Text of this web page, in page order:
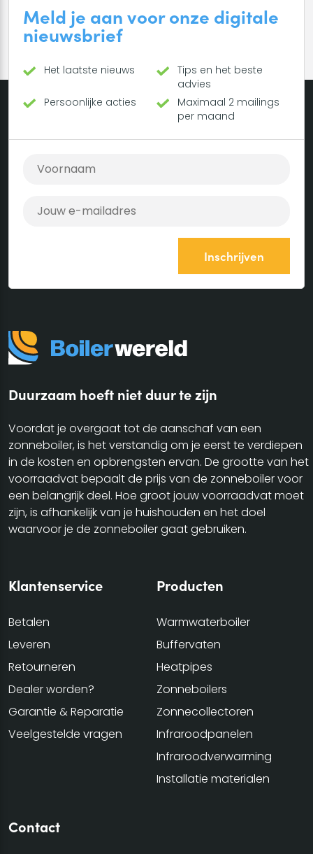
Meld je aan voor onze digitale
nieuwsbrief
Het laatste nieuws
Tips en het beste
advies
Persoonlijke acties
Maximaal 2 mailings
per maand
Duurzaam hoeft niet duur te zijn
Voordat je overgaat tot de aanschaf van een
zonneboiler, is het verstandig om je eerst te verdiepen
in de kosten en opbrengsten ervan. De grootte van het
voorraadvat bepaalt de prijs van de zonneboiler voor
een belangrijk deel. Hoe groot jouw voorraadvat moet
zijn, is afhankelijk van je huishouden en het doel
waarvoor je de zonneboiler gaat gebruiken.
Klantenservice
Betalen
Leveren
Retourneren
Dealer worden?
Garantie & Reparatie
Veelgestelde vragen
Producten
Warmwaterboiler
Buffervaten
Heatpipes
Zonneboilers
Zonnecollectoren
Infraroodpanelen
Infraroodverwarming
Installatie materialen
Contact